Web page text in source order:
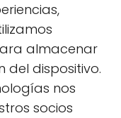
almacenar
dispositivo.
nos
socios
acelerar el
de